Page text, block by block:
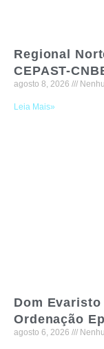
Regional
CEPAST-
agosto 8, 2026
Leia Mais»
Dom
Ordenação
agosto 6, 2026